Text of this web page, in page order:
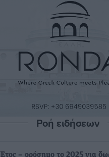
Ροή ειδήσεων
Έτος – ορόσημο το 2025 για